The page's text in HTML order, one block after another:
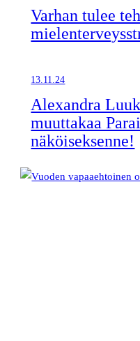
Varhan tulee
13.11.24
Alexandra
muuttakaa
näköiseksenne!